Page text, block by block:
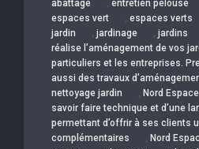
abattage
entretien pelouse
espaces vert , espaces verts
jardin , jardinage , jardins
réalise l’aménagement de vos
particuliers et les entreprises.
aussi des travaux
nettoyage jardin , Nord
savoir faire technique et d’une
permettant d’offrir à ses clients
complémentaires
, Nord